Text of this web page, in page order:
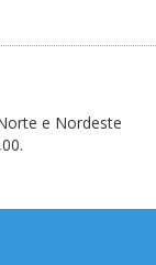
e Nordeste